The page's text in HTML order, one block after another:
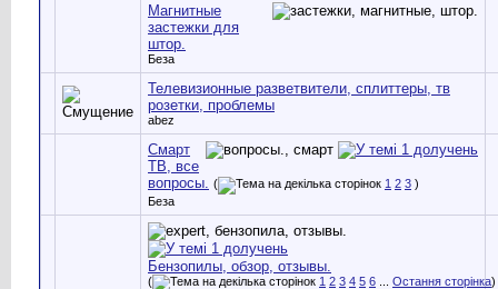
Магнитные
застежки для
штор.
Беза
Телевизионные разветвители, сплиттеры, тв
розетки, проблемы
abez
Смарт
ТВ, все
вопросы.
( 1 2 3 )
Беза
Бензопилы, обзор, отзывы.
( 1 2 3 4 5 6 Остання сторінка)